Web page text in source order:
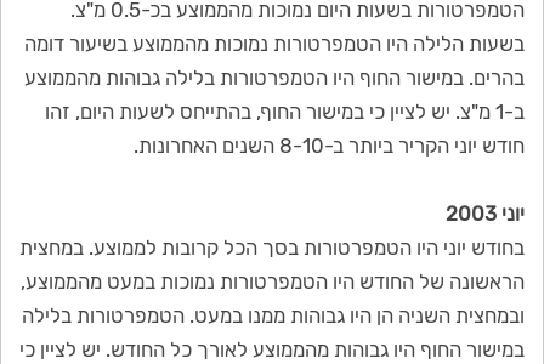
הטמפרטורות בשעות היום נמוכות מהממוצע בכ-0.5 מ"צ.
בשעות הלילה היו הטמפרטורות נמוכות מהממוצע בשיעור דומה
בהרים. במישור החוף היו הטמפרטורות בלילה גבוהות מהממוצע
ב-1 מ"צ. יש לציין כי במישור החוף, בהתייחס לשעות היום, זהו
חודש יוני הקריר ביותר ב-8-10 השנים האחרונות.
יוני 2003
בחודש יוני היו הטמפרטורות בסך הכל קרובות לממוצע. במחצית
הראשונה של החודש היו הטמפרטורות נמוכות במעט מהממוצע,
ובמחצית השניה הן היו גבוהות ממנו במעט. הטמפרטורות בלילה
במישור החוף היו גבוהות מהממוצע לאורך כל החודש. יש לציין כי